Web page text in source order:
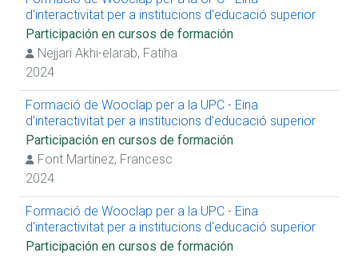
d'interactivitat per a institucions d'educació superior
Participación en cursos de formación
Nejjari Akhi-elarab, Fatiha
2024
Formació de Wooclap per a la UPC - Eina
d'interactivitat per a institucions d'educació superior
Participación en cursos de formación
Font Martinez, Francesc
2024
Formació de Wooclap per a la UPC - Eina
d'interactivitat per a institucions d'educació superior
Participación en cursos de formación